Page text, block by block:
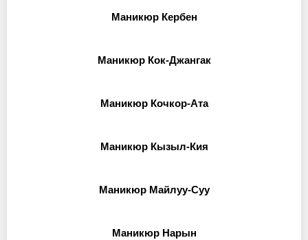
Маникюр Кербен
Маникюр Кок-Джангак
Маникюр Кочкор-Ата
Маникюр Кызыл-Кия
Маникюр Майлуу-Суу
Маникюр Нарын